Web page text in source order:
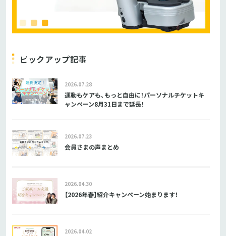
ピックアップ記事
2026.07.28
運動もケアも、もっと自由に！パーソナルチケットキ
ャンペーン8月31日まで延長！
2026.07.23
会員さまの声まとめ
2026.04.30
【2026年春】紹介キャンペーン始まります！
2026.04.02